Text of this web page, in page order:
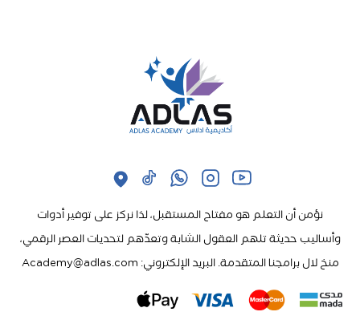
نؤمن أن التعلم هو مفتاح المستقبل، لذا نركز على توفير أدوات
وأساليب حديثة تلهم العقول الشابة وتعدّهم لتحديات العصر الرقمي،
منخ لال برامجنا المتقدمة. البريد الإلكتروني: Academy@adlas.com